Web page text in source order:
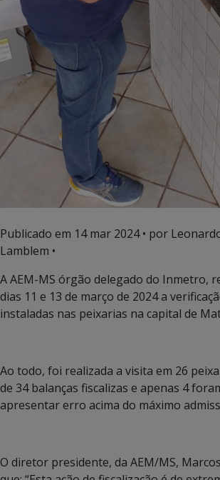
Publicado em 14 mar 2024• por
Lamblem •
A AEM-MS órgão delegado do Inmetro,
dias 11 e 13 de março de 2024 a
instaladas nas peixarias na capital de
Ao todo, foi realizada a visita em 26
de 34 balanças fiscalizas e apenas 4
apresentar erro acima do máximo
O diretor presidente, da AEM/MS,